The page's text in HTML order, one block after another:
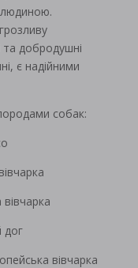
людиною.
та добродушні
є надійними
собак:
дог
вівчарка